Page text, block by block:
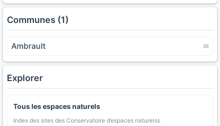
Communes (1)
Ambrault 36
Explorer
Tous les espaces naturels
Index des sites des Conservatoire d’espaces naturelss